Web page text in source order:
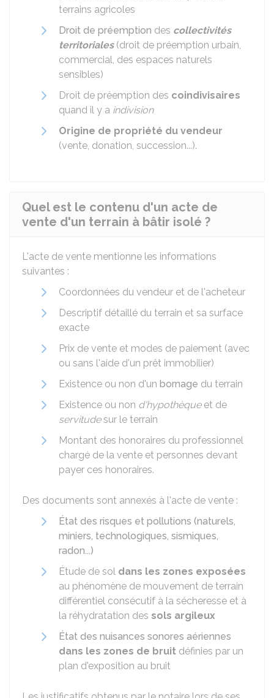
terrains agricoles
Droit de préemption des collectivités
territoriales(droit de préemption urbain,
commercial, des espaces naturels
sensibles)
Droit de préemption des coindivisaires
quand il y a indivision
Origine de propriété du vendeur
(vente, donation, succession...).
Quel est le contenu d'un acte de
vente d'un terrain à bâtir isolé ?
L'acte de vente mentionne les informations
suivantes :
Coordonnées du vendeur et de l'acheteur
Descriptif détaillé du terrain et sa surface
exacte
Prix de vente et modes de paiement (avec
ou sans l'aide d'un prêt immobilier)
Existence ou non d'un bornage du terrain
Existence ou non d'hypothèqueet de
servitudesur le terrain
Montant des honoraires du professionnel
chargé de la vente et personnes devant
payer ces honoraires.
Des documents sont annexés à l'acte de vente :
État des risques et pollutions (naturels,
miniers, technologiques, sismiques,
radon...)
Étude de sol dans les zones exposées
au phénomène de mouvement de terrain
différentiel consécutif à la sécheresse et à
la réhydratation des sols argileux
État des nuisances sonores aériennes
dans les zones de bruit définies par un
plan d'exposition au bruit